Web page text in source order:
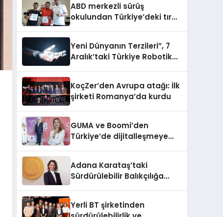
ABD merkezli sürüş
okulundan Türkiye’deki tır
Yeni Dünyanın Terzileri”, 7
Aralık’taki Türkiye Robotik
KoçZer’den Avrupa atağı: İlk
şirketi Romanya’da kurdu
GUMA ve Boomi’den
Türkiye’de dijitalleşmeye
Adana Karataş’taki
Sürdürülebilir Balıkçılığa
Yerli BT şirketinden